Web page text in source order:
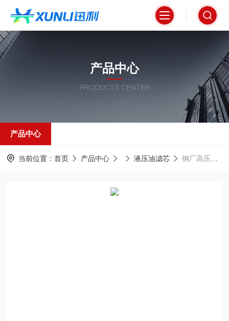
产品中心
PRODUCTS CENTER
产品中心
当前位置： 首页 产品中心 液压油滤芯 钢厂高压管路适配液压油滤芯937950Q